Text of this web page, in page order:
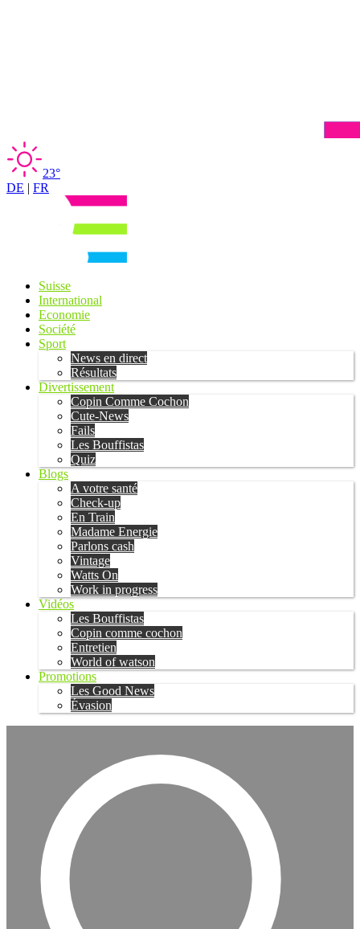
23°
DE | FR
Suisse
International
Economie
Société
Sport
News en direct
Résultats
Divertissement
Copin Comme Cochon
Cute-News
Fails
Les Bouffistas
Quiz
Blogs
A votre santé
Check-up
En Train
Madame Energie
Parlons cash
Vintage
Watts On
Work in progress
Vidéos
Les Bouffistas
Copin comme cochon
Entretien
World of watson
Promotions
Les Good News
Évasion